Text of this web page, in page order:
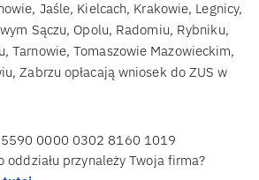
Jaśle, Kielcach, Krakowie, Legnicy,
Sączu, Opolu, Radomiu, Rybniku,
Tarnowie, Tomaszowie Mazowieckim,
Zabrzu opłacają wniosek do ZUS w
5590 0000 0302 8160 1019
oddziału przynależy Twoja firma?